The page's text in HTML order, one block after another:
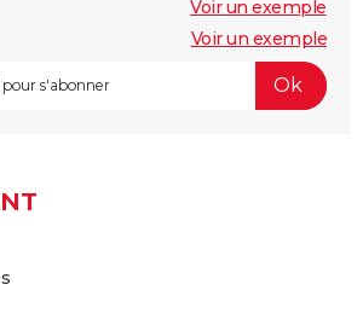
Voir un exemple
Voir un exemple